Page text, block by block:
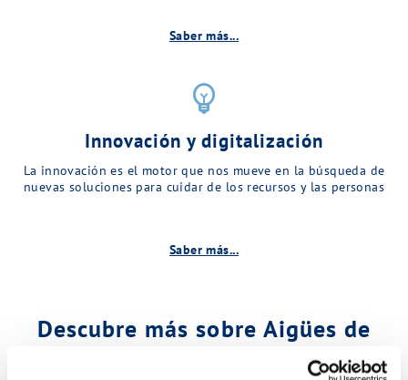
Saber más...
emoji_objects
Innovación y digitalización
La innovación es el motor que nos mueve en la búsqueda de
nuevas soluciones para cuidar de los recursos y las personas
Saber más...
Descubre más sobre Aigües de